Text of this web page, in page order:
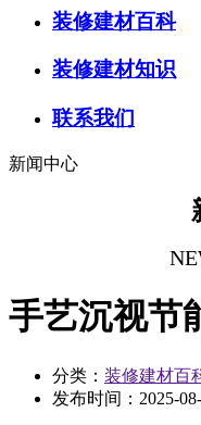
装修建材百科
装修建材知识
联系我们
新闻中心
手艺沉视节
分类： 装修建材百
发布时间： 2025-